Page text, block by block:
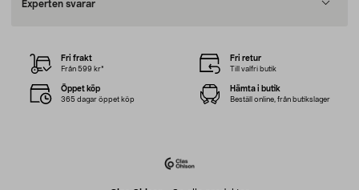
Experten svarar
Fri frakt
Från 599 kr*
Fri retur
Till valfri butik
Öppet köp
365 dagar öppet köp
Hämta i butik
Beställ online, från butikslager